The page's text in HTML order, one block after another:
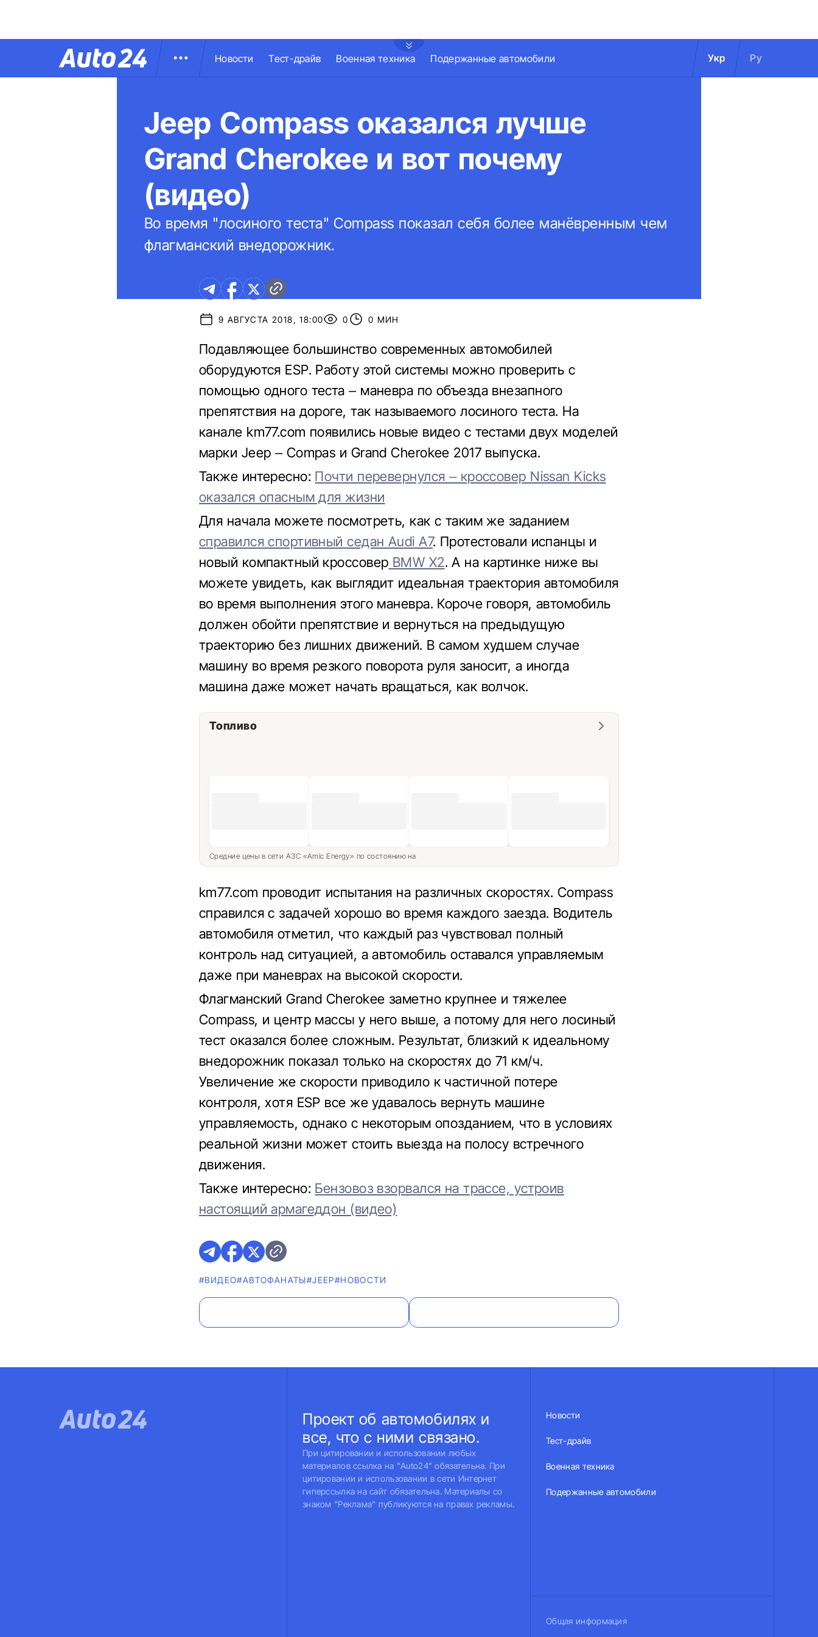
Новости Тест-драйв Военная техника Подержанные автомобили Укр Ру
Jeep Compass оказался лучше
Grand Cherokee и вот почему
(видео)
Во время "лосиного теста" Compass показал себя более манёвренным чем
флагманский внедорожник.
9 АВГУСТА 2018, 18:00 0 0 МИН
Подавляющее большинство современных автомобилей
оборудуются ESP. Работу этой системы можно проверить с
помощью одного теста – маневра по объезда внезапного
препятствия на дороге, так называемого лосиного теста. На
канале km77.com появились новые видео с тестами двух моделей
марки Jeep – Compas и Grand Cherokee 2017 выпуска.
Также интересно: Почти перевернулся – кроссовер Nissan Kicks
оказался опасным для жизни
Для начала можете посмотреть, как с таким же заданием
справился спортивный седан Audi A7. Протестовали испанцы и
новый компактный кроссовер BMW X2. А на картинке ниже вы
можете увидеть, как выглядит идеальная траектория автомобиля
во время выполнения этого маневра. Короче говоря, автомобиль
должен обойти препятствие и вернуться на предыдущую
траекторию без лишних движений. В самом худшем случае
машину во время резкого поворота руля заносит, а иногда
машина даже может начать вращаться, как волчок.
Топливо
Средние цены в сети АЗС «Amic Energy» по состоянию на
km77.com проводит испытания на различных скоростях. Compass
справился с задачей хорошо во время каждого заезда. Водитель
автомобиля отметил, что каждый раз чувствовал полный
контроль над ситуацией, а автомобиль оставался управляемым
даже при маневрах на высокой скорости.
Флагманский Grand Cherokee заметно крупнее и тяжелее
Compass, и центр массы у него выше, а потому для него лосиный
тест оказался более сложным. Результат, близкий к идеальному
внедорожник показал только на скоростях до 71 км/ч.
Увеличение же скорости приводило к частичной потере
контроля, хотя ESP все же удавалось вернуть машине
управляемость, однако с некоторым опозданием, что в условиях
реальной жизни может стоить выезда на полосу встречного
движения.
Также интересно: Бензовоз взорвался на трассе, устроив
настоящий армагеддон (видео)
#ВИДЕО#AВТОФАНАТЫ#JEEP#НОВОСТИ
Проект об автомобилях и
все, что с ними связано.
При цитировании и использовании любых
материалов ссылка на "Auto24" обязательна. При
цитировании и использовании в сети Интернет
гиперссылка на сайт обязательна. Материалы со
знаком "Реклама" публикуются на правах рекламы.
Новости
Тест-драйв
Военная техника
Подержанные автомобили
Общая информация